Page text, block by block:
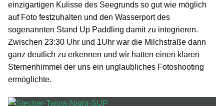
einzigartigen Kulisse des Seegrunds so gut wie möglich
auf Foto festzuhalten und den Wasserport des
sogenannten Stand Up Paddling damit zu integrieren.
Zwischen 23:30 Uhr und 1Uhr war die Milchstraße dann
ganz deutlich zu erkennen und wir hatten einen klaren
Sternenhimmel der uns ein unglaubliches Fotoshooting
ermöglichte.